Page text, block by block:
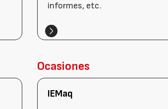
informes, etc.
Ocasiones
IEMaq